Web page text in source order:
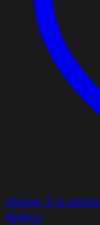
Ajouter à la
Aperçu